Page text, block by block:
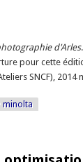
d'Arles
pour cette
SNCF), 2014
minolta